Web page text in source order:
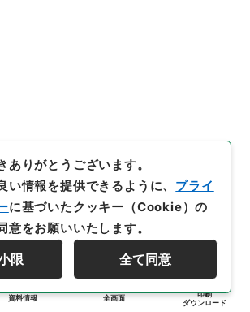
資料情報 全画面
印刷
ダウンロード
ありがとうございます。
い情報を提供できるように、 プライ
に基づいたクッキー（Cookie）の
意をお願いいたします。
限 全て同意